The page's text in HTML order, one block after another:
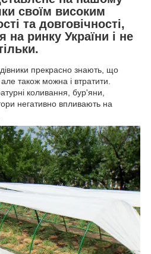
своїм високим
та довговічності,
на ринку України і не
прекрасно знають, що
також можна і втратити.
коливання, бур'яни,
негативно впливають на